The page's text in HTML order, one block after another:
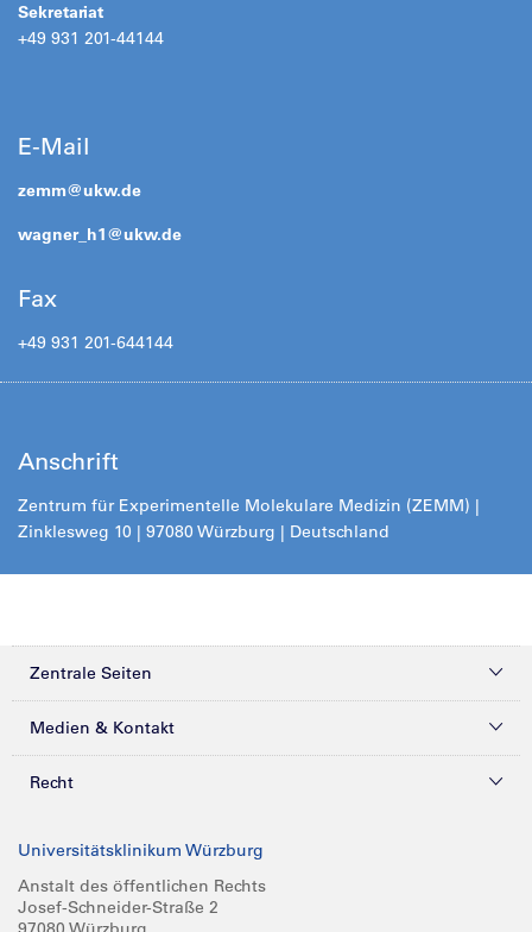
Sekretariat
+49 931 201-44144
E-Mail
zemm@ukw.de
wagner_h1@ukw.de
Fax
+49 931 201-644144
Anschrift
Zentrum für Experimentelle Molekulare Medizin (ZEMM) |
Zinklesweg 10 | 97080 Würzburg | Deutschland
Zentrale Seiten
Kliniken & Zentren
Forschung
Karriere
Medien & Kontakt
Presse
Glossar
Recht
Compliance
Impressum
Universitätsklinikum Würzburg
Anstalt des öffentlichen Rechts
Josef-Schneider-Straße 2